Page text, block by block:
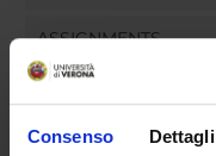
Consenso Dettagli
ASSIGNMENTS